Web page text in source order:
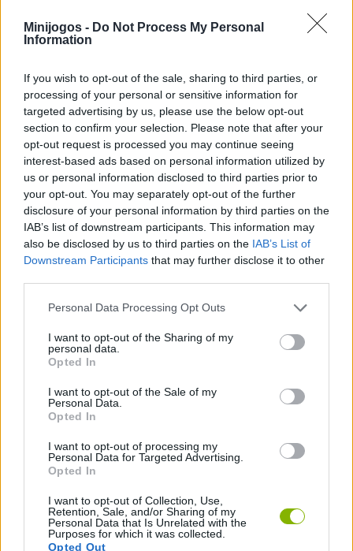
Minijogos - Do Not Process My Personal
Information
If you wish to opt-out of the sale, sharing to third parties, or
processing of your personal or sensitive information for
targeted advertising by us, please use the below opt-out
section to confirm your selection. Please note that after your
opt-out request is processed you may continue seeing
interest-based ads based on personal information utilized by
us or personal information disclosed to third parties prior to
your opt-out. You may separately opt-out of the further
disclosure of your personal information by third parties on the
IAB’s list of downstream participants. This information may
also be disclosed by us to third parties on the IAB’s List of
Downstream Participants that may further disclose it to other
Personal Data Processing Opt Outs
I want to opt-out of the Sharing of my
personal data.
Opted In
I want to opt-out of the Sale of my
Personal Data.
Opted In
I want to opt-out of processing my
Personal Data for Targeted Advertising.
Opted In
I want to opt-out of Collection, Use,
Retention, Sale, and/or Sharing of my
Personal Data that Is Unrelated with the
Purposes for which it was collected.
Opted Out
dando-lhe um som de "clique" gratificante e agradável cada vez
que uma peça se encaixa perfeitamente no lugar!
Mojicon Garden JigSolitaire?
Desfrute da viagem visual de transformar um terreno
baldio murcho num Éden florido e cheio de vida.
Arraste e largue as peças com toda a liberdade, utilizando
controlos optimizados e muito confortáveis.
Deslumbra-te com os visuais bonitos, icónicos e
carismáticos da série.
Supera os desafios lógicos de cada puzzle para abrir
caminhos para novos sectores secretos do teu jardim.
Joga ao teu próprio ritmo, sem temporizadores ou
penalizações, ideal para esvaziares a tua mente.
Sinta o prazer auditivo do icónico som de "clique" ao ligar
estratégia no Mojicon Garden JigSolitaire é construir primeiro a
moldura da cena. Procura peças que tenham lados
guia visual perfeito para colocares as cores centrais.
Etiquetas
JOGOS DE ESTRATÉGIA
COLEÇÕES DE JOGOS